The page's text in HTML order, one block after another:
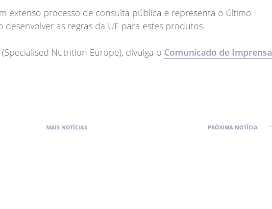
extenso processo de consulta pública e representa o último
desenvolver as regras da UE para estes produtos.
Nutrition Europe), divulga o Comunicado de Imprensa
MAIS NOTÍCIAS PRÓXIMA NOTÍCIA